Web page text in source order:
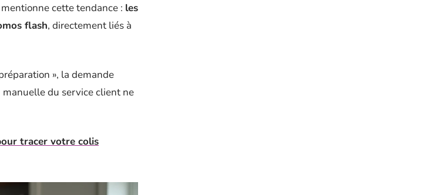
cette tendance : les
flash, directement liés à
», la demande
du service client ne
tracer votre colis